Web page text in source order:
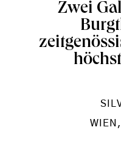
Zwei
WIEN